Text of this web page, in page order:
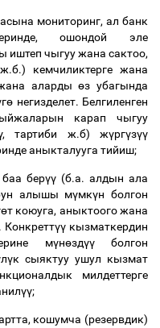
мониторинг, ал банк
ошондой эле
иштеп чыгуу жана сактоо,
кемчиликтерге жана
алардыөз убагында
гө негизделет. Белгиленген
карап чыгуу
, тартиби ж.б) жүргүзүү
аныкталууга тийиш;
баа берүү (б.а. алдын ала
алышы мүмкүн болгон
өт коюуга, аныктоого жана
үүкызматкердин
мүнөздүүболгон
лүк сыяктуу ушул кызмат
милдеттерге
үү;
кошумча (резервдик)